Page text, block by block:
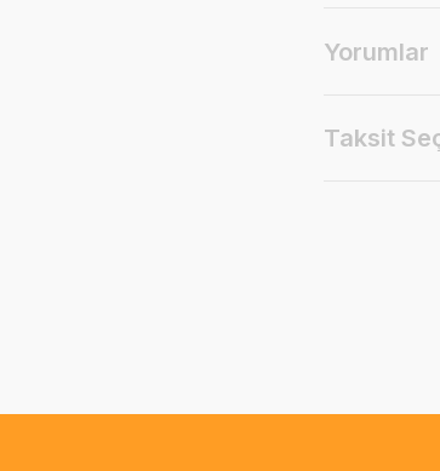
Yorumlar
Taksit